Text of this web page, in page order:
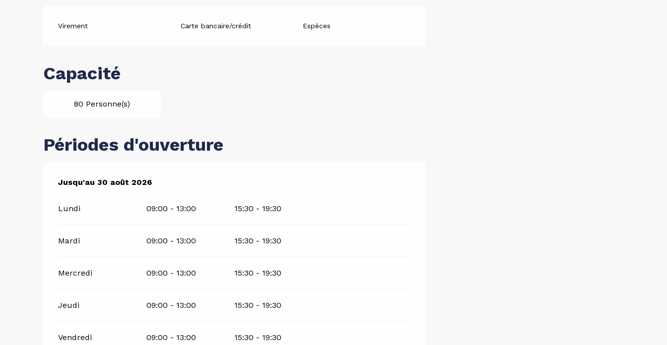
Virement Carte bancaire/crédit Espèces
Capacité
80 Personne(s)
Périodes d'ouverture
Du4 juillet 2026au30 août 2026
Jusqu'au 30 août 2026
Lundi 09:00 - 13:00 15:30 - 19:30
Mardi 09:00 - 13:00 15:30 - 19:30
Mercredi 09:00 - 13:00 15:30 - 19:30
Jeudi 09:00 - 13:00 15:30 - 19:30
Vendredi 09:00 - 13:00 15:30 - 19:30